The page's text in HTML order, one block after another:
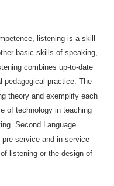
listening is a skill
basic skills of speaking,
combines up-to-date
pedagogical practice. The
theory and exemplify each
of technology in teaching
Second Language
service and in-service
listening or the design of